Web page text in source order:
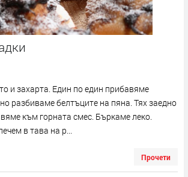
и захарта. Един по един прибавяме
разбиваме белтъците на пяна. Тях заедно
към горната смес. Бъркаме леко.
в тава на р...
Прочети